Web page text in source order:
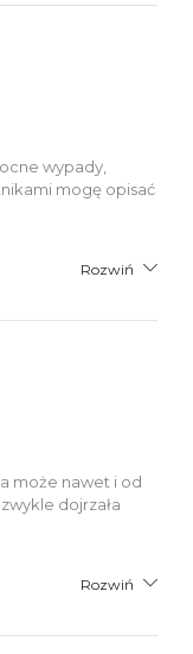
wypady,
mogę opisać
Rozwiń
może nawet i od
dojrzała
Rozwiń